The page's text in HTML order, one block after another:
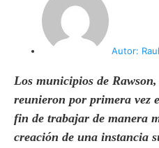
Autor:
Los municipios de
reunieron por primera vez
fin de trabajar de manera
creación de una instancia